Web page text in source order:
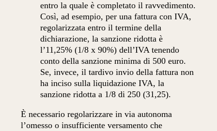
entro la quale è completato il ravvedimento.
Così, ad esempio, per una fattura con IVA,
regolarizzata entro il termine della
dichiarazione, la sanzione ridotta è
l’11,25% (1/8 x 90%) dell’IVA tenendo
conto della sanzione minima di 500 euro.
Se, invece, il tardivo invio della fattura non
ha inciso sulla liquidazione IVA, la
sanzione ridotta a 1/8 di 250 (31,25).
È necessario regolarizzare in via autonoma
l’omesso o insufficiente versamento che